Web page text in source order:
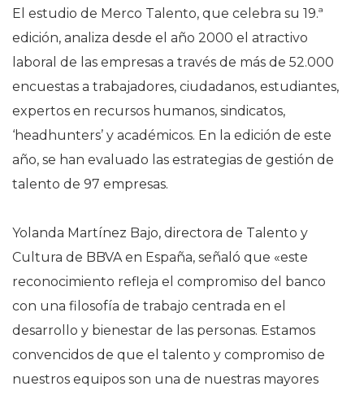
El estudio de Merco Talento, que celebra su 19.ª
edición, analiza desde el año 2000 el atractivo
laboral de las empresas a través de más de 52.000
encuestas a trabajadores, ciudadanos, estudiantes,
expertos en recursos humanos, sindicatos,
‘headhunters’ y académicos. En la edición de este
año, se han evaluado las estrategias de gestión de
talento de 97 empresas.
Yolanda Martínez Bajo, directora de Talento y
Cultura de BBVA en España, señaló que «este
reconocimiento refleja el compromiso del banco
con una filosofía de trabajo centrada en el
desarrollo y bienestar de las personas. Estamos
convencidos de que el talento y compromiso de
nuestros equipos son una de nuestras mayores